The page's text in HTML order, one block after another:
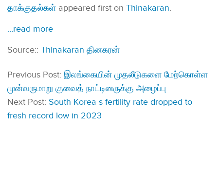
தாக்குதல்கள் appeared first on Thinakaran.
…read more
Source:: Thinakaran தினகரன்
Previous Post: இலங்கையின் முதலீடுகளை மேற்கொள்ள
முன்வருமாறு குவைத் நாட்டினருக்கு அழைப்பு
Next Post: South Korea s fertility rate dropped to
fresh record low in 2023